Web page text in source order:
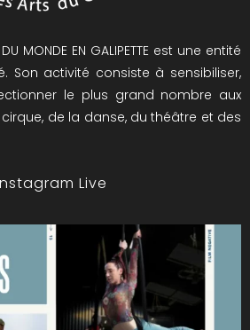
MONDE EN GALIPETTE est une entité
Son activité consiste à sensibiliser,
le plus grand nombre aux
de la danse, du théâtre et des
Live